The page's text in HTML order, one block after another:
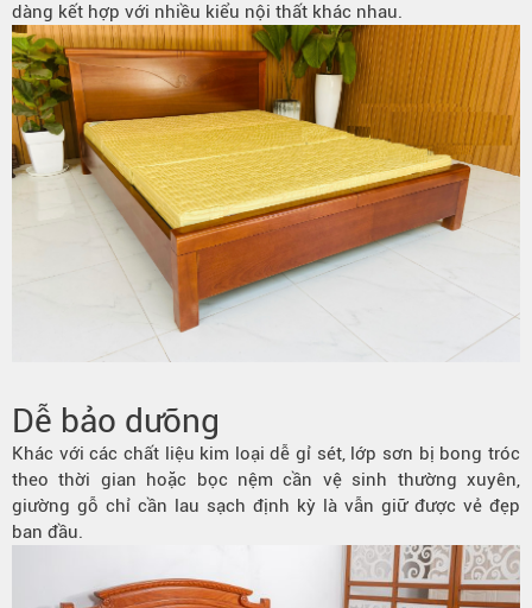
dàng kết hợp với nhiều kiểu nội thất khác nhau.
Dễ bảo dưỡng
Khác với các chất liệu kim loại dễ gỉ sét, lớp sơn bị bong tróc
theo thời gian hoặc bọc nệm cần vệ sinh thường xuyên,
giường gỗ chỉ cần lau sạch định kỳ là vẫn giữ được vẻ đẹp
ban đầu.